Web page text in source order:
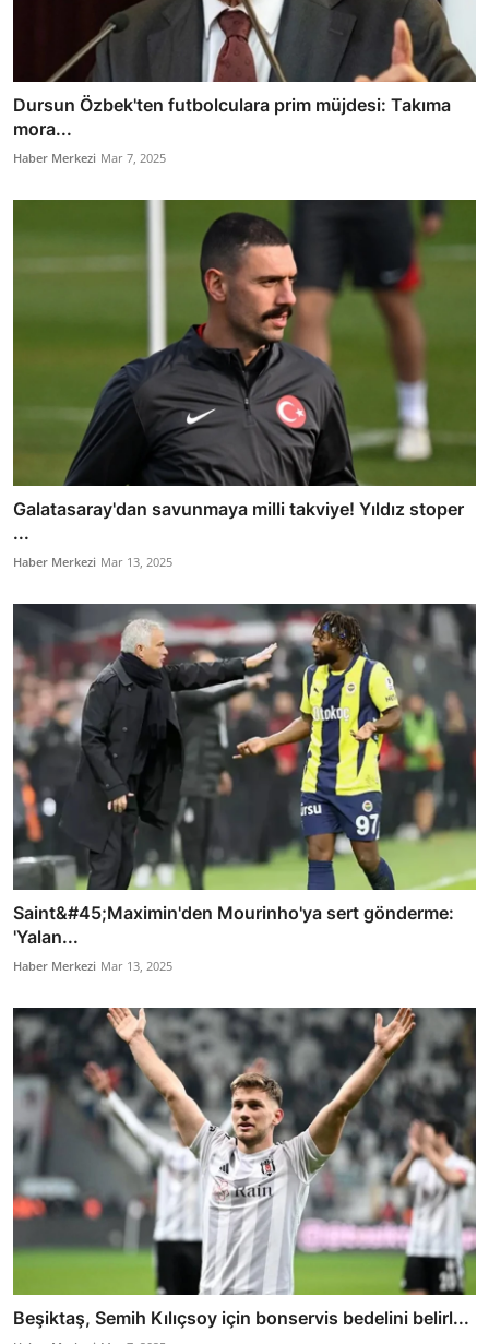
Dursun Özbek'ten futbolculara prim müjdesi: Takıma
mora...
Haber Merkezi Mar 7, 2025
Galatasaray'dan savunmaya milli takviye! Yıldız stoper
...
Haber Merkezi Mar 13, 2025
Saint&#45;Maximin'den Mourinho'ya sert gönderme:
'Yalan...
Haber Merkezi Mar 13, 2025
Beşiktaş, Semih Kılıçsoy için bonservis bedelini belirl...